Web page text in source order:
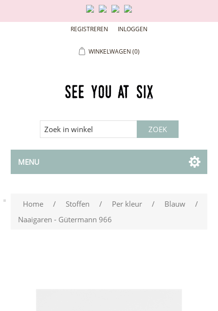
REGISTREREN INLOGGEN
WINKELWAGEN (0)
MENU
Home / Stoffen / Per kleur / Blauw
/
Naaigaren - Gütermann 966